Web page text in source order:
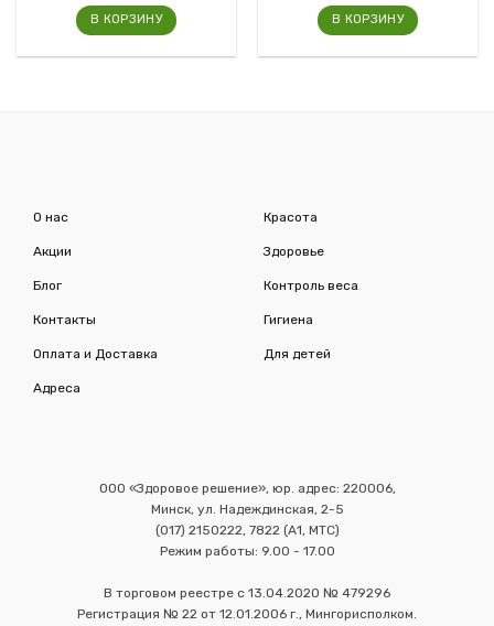
В КОРЗИНУ В КОРЗИНУ
О нас
Акции
Блог
Контакты
Оплата и Доставка
Адреса
Красота
Здоровье
Контроль веса
Гигиена
Для детей
ООО «Здоровое решение», юр. адрес: 220006,
Минск, ул. Надеждинская, 2-5
(017) 2150222, 7822 (А1, МТС)
Режим работы: 9.00 - 17.00
В торговом реестре с 13.04.2020 № 479296
Регистрация № 22 от 12.01.2006 г., Мингорисполком.